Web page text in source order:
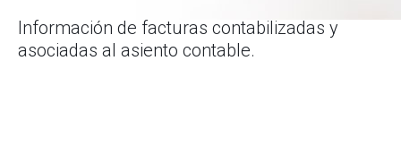
Información de facturas contabilizadas y
asociadas al asiento contable.